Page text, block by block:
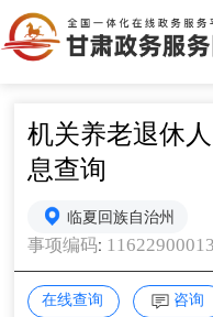
机关养老退休
息查询
临夏回族自治州
事项编码:
在线查询 咨询